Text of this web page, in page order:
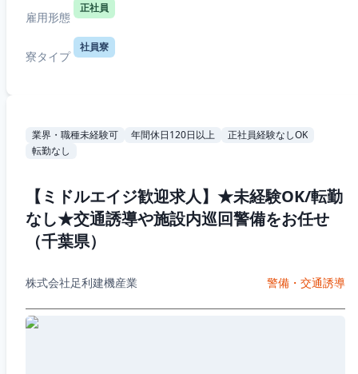
雇用形態
正社員
寮タイプ
社員寮
業界・職種未経験可 年間休日120日以上
正社員経験なしOK
転勤なし
【ミドルエイジ歓迎求人】★未経験OK/転勤
なし★交通誘導や施設内巡回警備をお任せ
（千葉県）
株式会社足利建機産業 警備・交通誘導